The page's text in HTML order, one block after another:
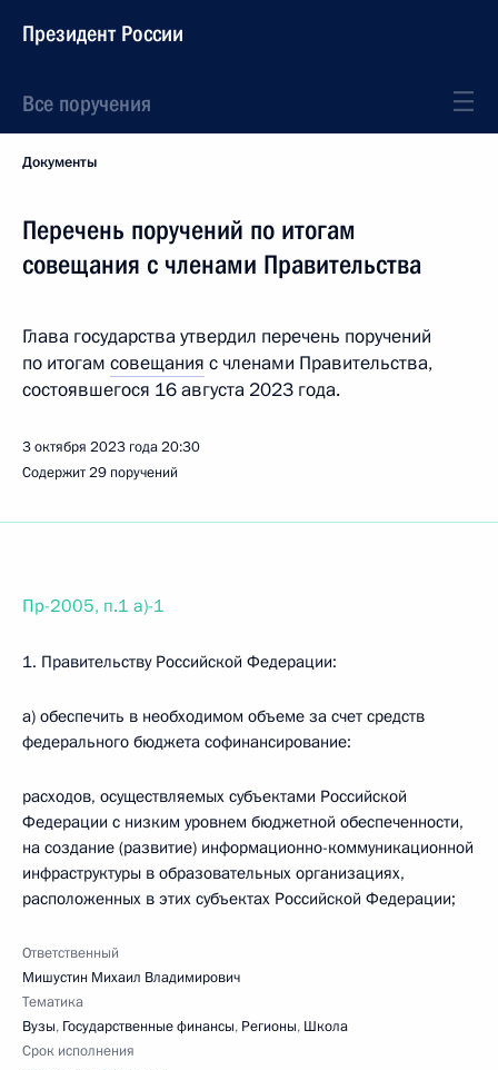
Президент России
Все поручения
Документы
Перечень поручений по итогам
совещания с членами Правительства
Глава государства утвердил перечень поручений
по итогам совещания с членами Правительства,
состоявшегося 16 августа 2023 года.
3 октября 2023 года20:30
Содержит 29 поручений
Пр-2005, п.1 а)-1
1. Правительству Российской Федерации:
а) обеспечить в необходимом объеме за счет средств
федерального бюджета софинансирование:
расходов, осуществляемых субъектами Российской
Федерации с низким уровнем бюджетной обеспеченности,
на создание (развитие) информационно-коммуникационной
инфраструктуры в образовательных организациях,
расположенных в этих субъектах Российской Федерации;
Ответственный
Мишустин Михаил Владимирович
Тематика
Вузы, Государственные финансы, Регионы, Школа
Срок исполнения